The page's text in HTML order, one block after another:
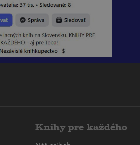
Knihy pre každého